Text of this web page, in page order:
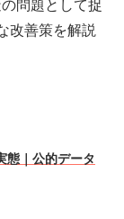
問題として捉
改善策を解説
態｜公的データ